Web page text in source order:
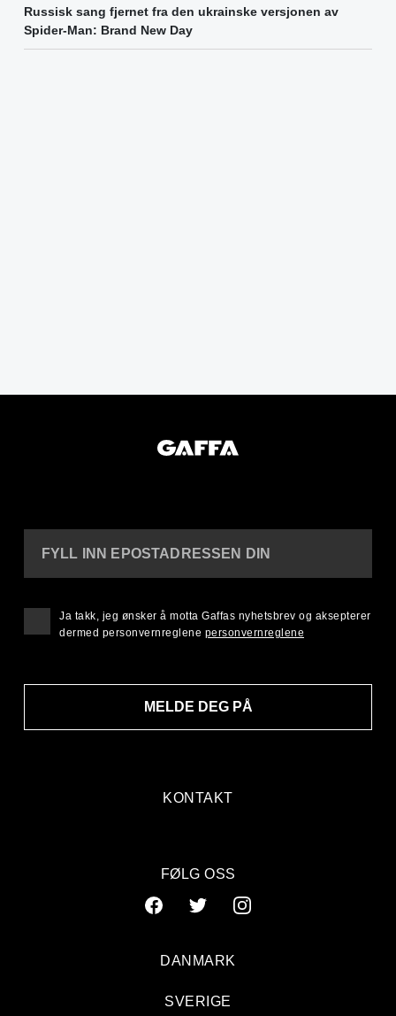
Russisk sang fjernet fra den ukrainske versjonen av
Spider-Man: Brand New Day
KONTAKT
FYLL INN EPOSTADRESSEN DIN
MELDE DEG PÅ
Ja takk, jeg ønsker å motta Gaffas nyhetsbrev og aksepterer
dermed personvernreglene personvernreglene
FØLG OSS
DANMARK
SVERIGE